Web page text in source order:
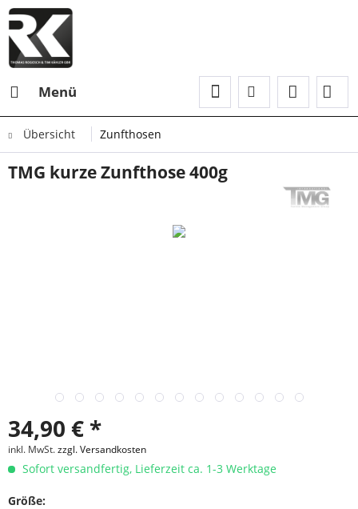
Menü
Übersicht Zunfthosen
TMG kurze Zunfthose 400g
34,90 € *
inkl. MwSt.zzgl. Versandkosten
Sofort versandfertig, Lieferzeit ca. 1-3 Werktage
Größe: